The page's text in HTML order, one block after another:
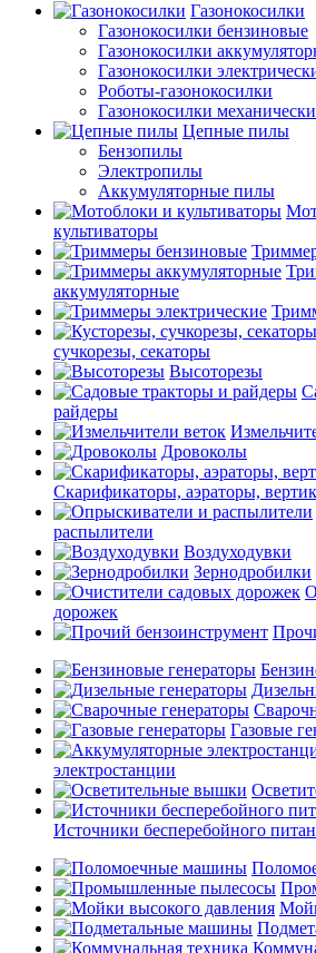
Газонокосилки
Газонокосилки бензиновые
Газонокосилки
Газонокосилки
Роботы-газонокосилки
Газонокосилки
Цепные пилы
Бензопилы
Электропилы
Аккумуляторные пилы
культиваторы
аккумуляторные
сучкорезы, секаторы
Высоторезы
райдеры
Дровоколы
Скарификаторы, аэраторы,
распылители
Воздуходувки
Зернодробилки
дорожек
Газовые
электростанции
Источники бесперебойного